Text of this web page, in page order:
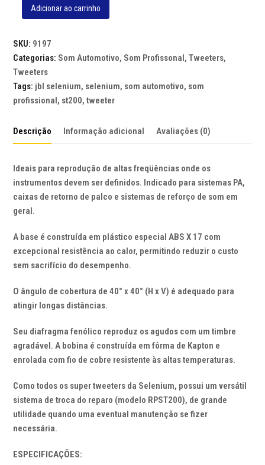
TWEETER
SELENIUM
ST200
-
70WRMS,
8
quantidade
Adicionar ao carrinho
SKU: 9197
Categorias: Som Automotivo, Som Profissonal,Tweeters,
Tweeters
Tags: jbl selenium, selenium, som automotivo, som
profissional, st200,tweeter
Descrição Informação adicional Avaliações (0)
Ideais para reprodução de altas freqüências onde os
instrumentos devem ser definidos. Indicado para sistemas PA,
caixas de retorno de palco e sistemas de reforço de som em
geral.
A base é construída em plástico especial ABS X 17 com
excepcional resistência ao calor, permitindo reduzir o custo
sem sacrifício do desempenho.
O ângulo de cobertura de 40° x 40° (H x V) é adequado para
atingir longas distâncias.
Seu diafragma fenólico reproduz os agudos com um timbre
agradável. A bobina é construída em fôrma de Kapton e
enrolada com fio de cobre resistente às altas temperaturas.
Como todos os super tweeters da Selenium, possui um versátil
sistema de troca do reparo (modelo RPST200), de grande
utilidade quando uma eventual manutenção se fizer
necessária.
ESPECIFICAÇÕES: